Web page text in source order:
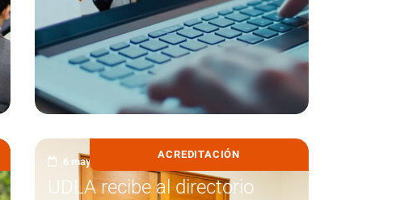
ACREDITACIÓN
6 mayo, 2026
UDLA recibe al directorio